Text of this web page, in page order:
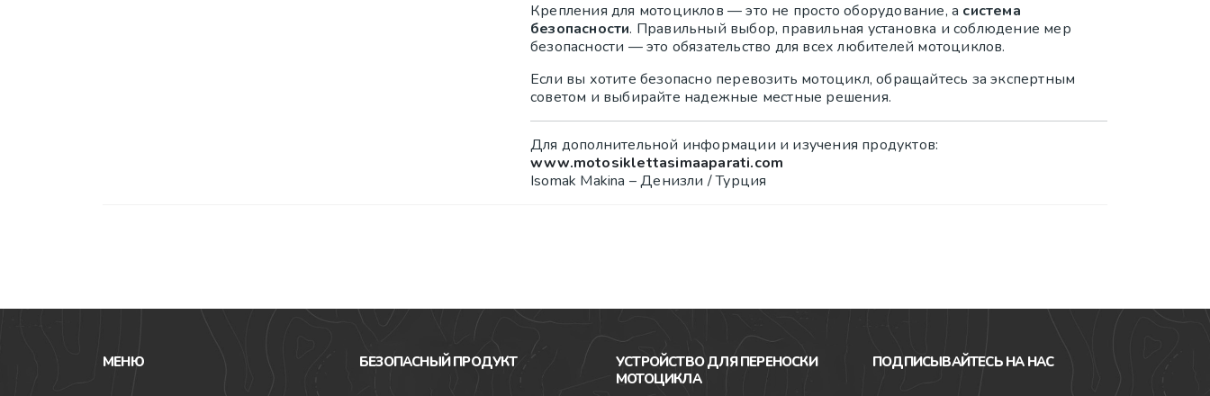
Крепления для мотоциклов — это не просто оборудование, а система
безопасности. Правильный выбор, правильная установка и соблюдение мер
безопасности — это обязательство для всех любителей мотоциклов.
Если вы хотите безопасно перевозить мотоцикл, обращайтесь за экспертным
советом и выбирайте надежные местные решения.
Для дополнительной информации и изучения продуктов:
www.motosiklettasimaaparati.com
Isomak Makina – Денизли / Турция
МЕНЮ БЕЗОПАСНЫЙ ПРОДУКТ
УСТРОЙСТВО ДЛЯ ПЕРЕНОСКИ
МОТОЦИКЛА
ПОДПИСЫВАЙТЕСЬ НА НАС